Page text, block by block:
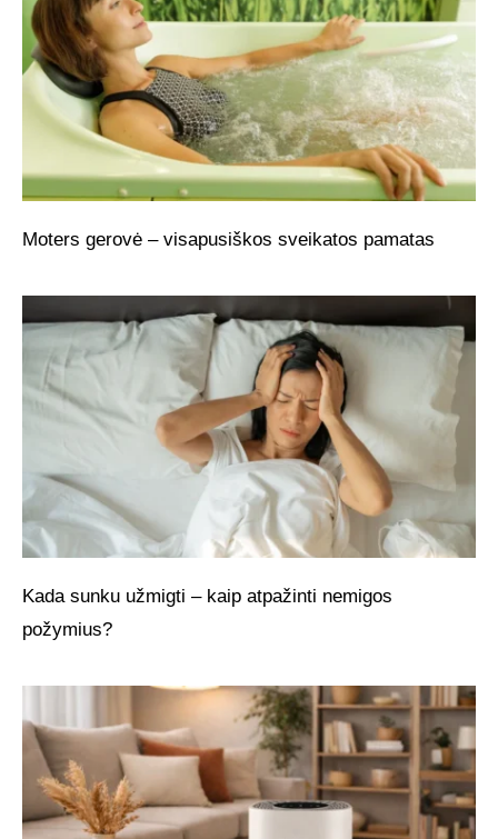
Moters gerovė – visapusiškos sveikatos pamatas
Kada sunku užmigti – kaip atpažinti nemigos
požymius?